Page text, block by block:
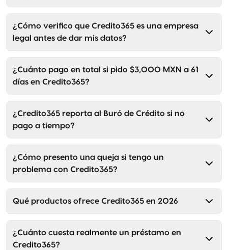
¿Cómo verifico que Credito365 es una empresa
legal antes de dar mis datos?
¿Cuánto pago en total si pido $3,000 MXN a 61
días en Credito365?
¿Credito365 reporta al Buró de Crédito si no
pago a tiempo?
¿Cómo presento una queja si tengo un
problema con Credito365?
Qué productos ofrece Credito365 en 2026
¿Cuánto cuesta realmente un préstamo en
Credito365?